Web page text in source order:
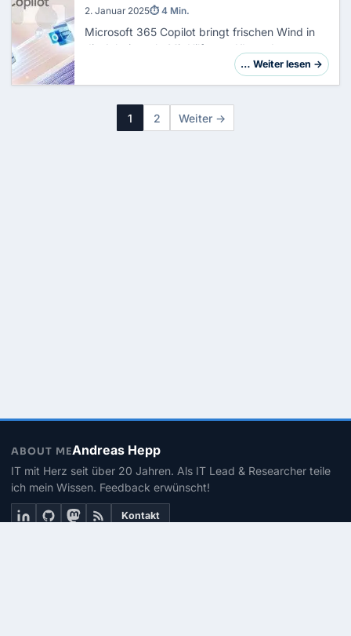
Microsoft 365 Copilot bringt frischen Wind in
die Arbeitswelt. Mit Hilfe von KI werden
alltägliche Prozesse beschleunigt und
2. Januar 2025⏱ 4 Min.
… Weiter lesen →
1 2 Weiter →
ABOUT MEAndreas Hepp
IT mit Herz seit über 20 Jahren. Als IT Lead & Researcher teile
ich mein Wissen. Feedback erwünscht!
Kontakt